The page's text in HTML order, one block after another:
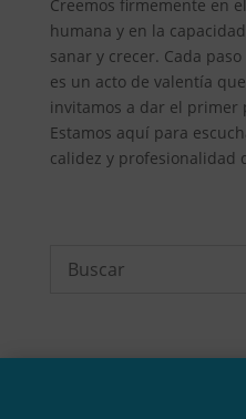
Creemos firmemente en
humana y en la
sanar y crecer. Cada
es un acto de valentía
invitamos a dar el primer
Estamos aquí para
calidez y profesionalidad